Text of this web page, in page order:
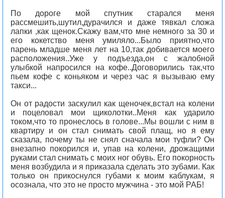
По дороге мой спутник старался меня
рассмешить,шутил,дурачился и даже тявкал сложа
лапки ,как щенок.Скажу вам,что мне немного за 30 и
его кокетство меня умиляло...Было приятно,что
парень младше меня лет на 10,так добивается моего
расположения..Уже у подъезда,он с жалобной
улыбкой напросился на кофе..Договорились так,что
пьем кофе с коньяком и через час я вызываю ему
такси...
Он от радости заскулил как щеночек,встал на колени
и поцеловал мои щиколотки..Меня как ударило
током,что то пронеслось в голове...Мы вошли с ним в
квартиру и он стал снимать свой плащ, но я ему
сказала, почему ты не снял сначала мои туфли? Он
внезапно покорился и, упав на колени, дрожащими
руками стал снимать с моих ног обувь. Его покорность
меня возбудила и я приказала сделать это зубами. Как
только он прикоснулся губами к моим каблукам, я
осознала, что это не просто мужчина - это мой РАБ!